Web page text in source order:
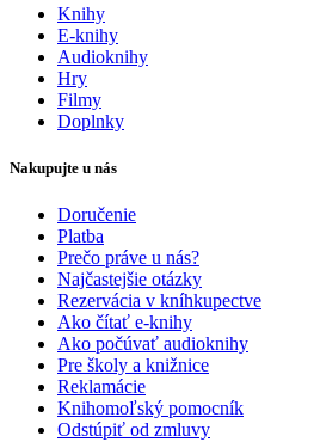
Knihy
E-knihy
Audioknihy
Hry
Filmy
Doplnky
Nakupujte u nás
Doručenie
Platba
Prečo práve u nás?
Najčastejšie otázky
Rezervácia v kníhkupectve
Ako čítať e-knihy
Ako počúvať audioknihy
Pre školy a knižnice
Reklamácie
Knihomoľský pomocník
Odstúpiť od zmluvy